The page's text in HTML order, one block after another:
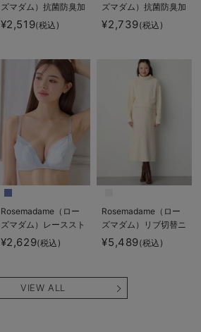
ズマダム）抗菌防臭加
工バイカラー授乳ブラ
¥2,519(税込)
ズマダム）抗菌防臭加
工バイカラー授乳キャ
ミソール
¥2,739(税込)
Rosemadame（ロー
ズマダム）レーススト
ラップオープン授乳ブ
¥2,629(税込)
Rosemadame（ロー
ズマダム）リブ切替ニ
ットワンピ マタニテ
ィ・授乳服【産後まで
¥5,489(税込)
VIEW ALL